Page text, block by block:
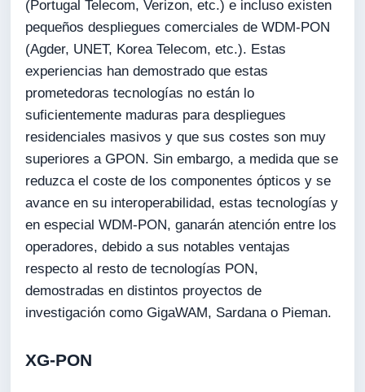
(Portugal Telecom, Verizon, etc.) e incluso existen
pequeños despliegues comerciales de WDM-PON
(Agder, UNET, Korea Telecom, etc.). Estas
experiencias han demostrado que estas
prometedoras tecnologías no están lo
suficientemente maduras para despliegues
residenciales masivos y que sus costes son muy
superiores a GPON. Sin embargo, a medida que se
reduzca el coste de los componentes ópticos y se
avance en su interoperabilidad, estas tecnologías y
en especial WDM-PON, ganarán atención entre los
operadores, debido a sus notables ventajas
respecto al resto de tecnologías PON,
demostradas en distintos proyectos de
investigación como GigaWAM, Sardana o Pieman.
XG-PON